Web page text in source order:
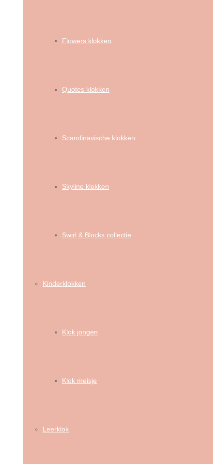
Flowers klokken
Quotes klokken
Scandinavische klokken
Skyline klokken
Swirl & Blocks collectie
Kinderklokken
Klok jongen
Klok meisje
Leerklok